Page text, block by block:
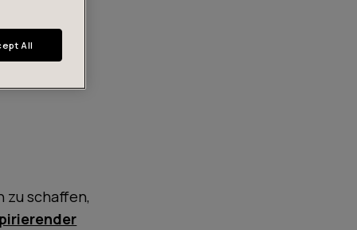
zu schaffen,
All